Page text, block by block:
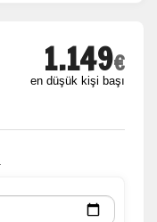
1.149€
en düşük kişi başı